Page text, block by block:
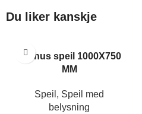
Du liker kanskje
Aarhus speil 1000X750
MM
Speil , Speil med
belysning